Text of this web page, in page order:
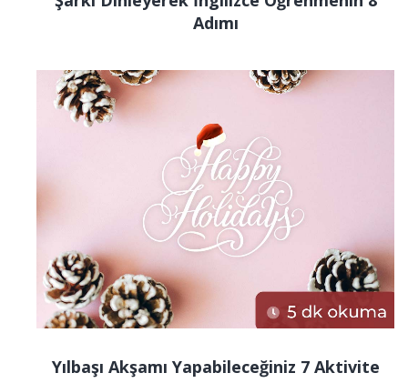
Adımı
Yılbaşı Akşamı Yapabileceğiniz 7 Aktivite